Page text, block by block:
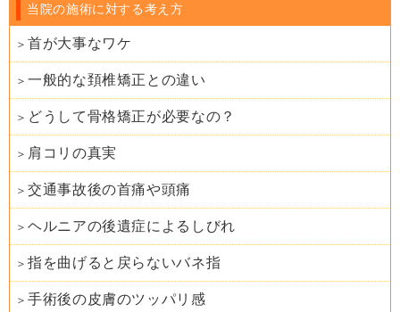
当院の施術に対する考え方
首が大事なワケ
一般的な頚椎矯正との違い
どうして骨格矯正が必要なの？
肩コリの真実
交通事故後の首痛や頭痛
ヘルニアの後遺症によるしびれ
指を曲げると戻らないバネ指
手術後の皮膚のツッパリ感